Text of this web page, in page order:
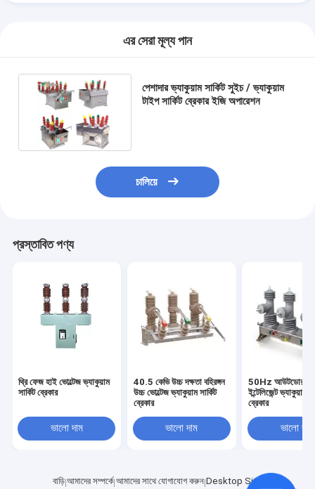
এর সেরা মূল্য পান
পেশাদার ভ্যাকুয়াম সার্কিট সুইচ / ভ্যাকুয়াম
টাইপ সার্কিট ব্রেকার ইজি অপারেশন
চালিয়ে
প্রস্তাবিত পণ্য
থ্রি ফেজ হাই ভোল্টেজ ভ্যাকুয়াম
সার্কিট ব্রেকার
ভালো দাম
40.5 কেভি উচ্চ দক্ষতা বহিরঙ্গন
উচ্চ ভোল্টেজ ভ্যাকুয়াম সার্কিট
ব্রেকার
ভালো দাম
50Hz আউটডোর
ইন্টেলিজেন্ট ভ্যাকুয়াম
ব্রেকার
ভালো দাম
বাড়ি আমাদের সম্পর্কে আমাদের সাথে যোগাযোগ করুন Desktop Site